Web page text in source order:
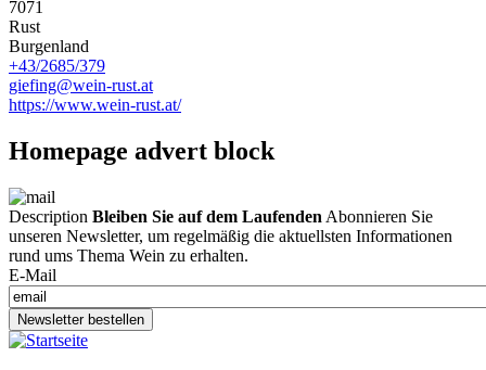
7071
Rust
Burgenland
+43/2685/379
giefing@wein-rust.at
https://www.wein-rust.at/
Homepage advert block
Description Bleiben Sie auf dem Laufenden Abonnieren Sie
unseren Newsletter, um regelmäßig die aktuellsten Informationen
rund ums Thema Wein zu erhalten.
E-Mail
Newsletter bestellen